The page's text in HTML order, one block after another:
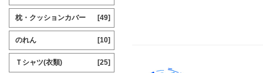
枕・クッションカバー [49]
のれん [10]
Ｔシャツ(衣類) [25]